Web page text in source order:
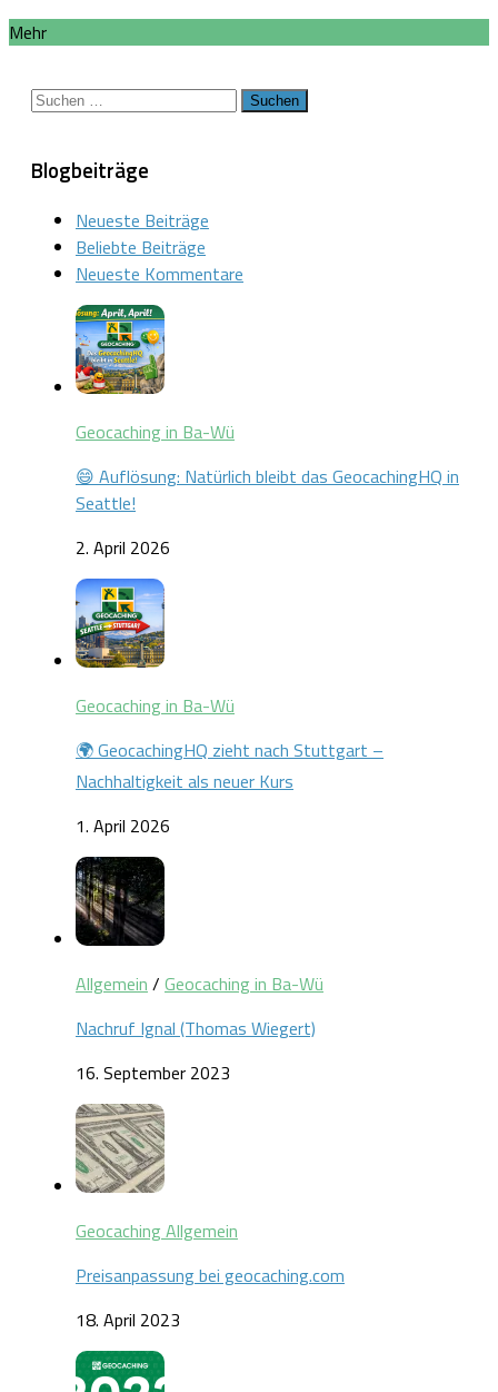
Mehr
Suchen
Blogbeiträge
Neueste Beiträge
Beliebte Beiträge
Neueste Kommentare
Geocaching in Ba-Wü
😄 Auflösung: Natürlich bleibt das GeocachingHQ in
Seattle!
2. April 2026
Geocaching in Ba-Wü
🌍 GeocachingHQ zieht nach Stuttgart –
Nachhaltigkeit als neuer Kurs
1. April 2026
Allgemein / Geocaching in Ba-Wü
Nachruf Ignal (Thomas Wiegert)
16. September 2023
Geocaching Allgemein
Preisanpassung bei geocaching.com
18. April 2023